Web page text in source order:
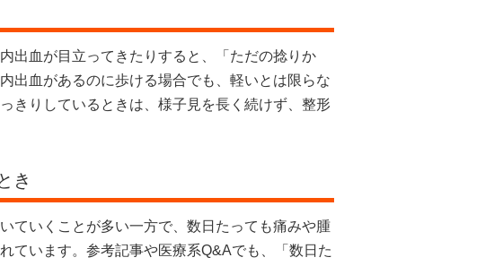
出血が目立ってきたりすると、「ただの捻りか
出血があるのに歩ける場合でも、軽いとは限らな
きりしているときは、様子見を長く続けず、整形
き
ていくことが多い一方で、数日たっても痛みや腫
ています。参考記事や医療系Q&Aでも、「数日た